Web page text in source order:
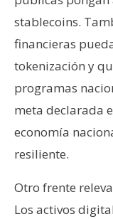
stablecoins.
financieras
tokenización y
programas
meta declarada
economía
resiliente.
Otro frente
Los activos